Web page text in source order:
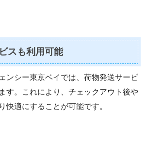
スも利用可能
ンシー東京ベイでは、荷物発送サービ
す。これにより、チェックアウト後や
快適にすることが可能です。